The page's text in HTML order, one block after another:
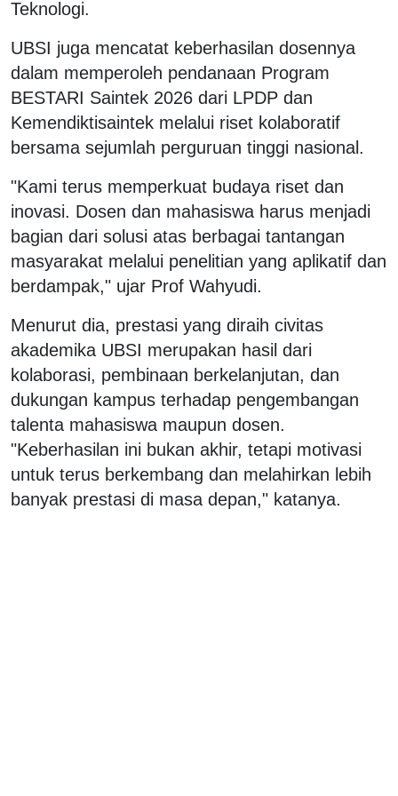
Teknologi.
UBSI juga mencatat keberhasilan dosennya
dalam memperoleh pendanaan Program
BESTARI Saintek 2026 dari LPDP dan
Kemendiktisaintek melalui riset kolaboratif
bersama sejumlah perguruan tinggi nasional.
"Kami terus memperkuat budaya riset dan
inovasi. Dosen dan mahasiswa harus menjadi
bagian dari solusi atas berbagai tantangan
masyarakat melalui penelitian yang aplikatif dan
berdampak," ujar Prof Wahyudi.
Menurut dia, prestasi yang diraih civitas
akademika UBSI merupakan hasil dari
kolaborasi, pembinaan berkelanjutan, dan
dukungan kampus terhadap pengembangan
talenta mahasiswa maupun dosen.
"Keberhasilan ini bukan akhir, tetapi motivasi
untuk terus berkembang dan melahirkan lebih
banyak prestasi di masa depan," katanya.